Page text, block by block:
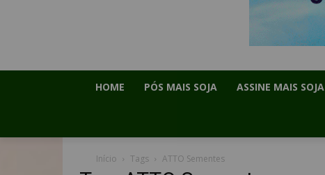
HOME PÓS MAIS SOJA ASSINE MAIS SOJA
Início Tags ATTO Sementes